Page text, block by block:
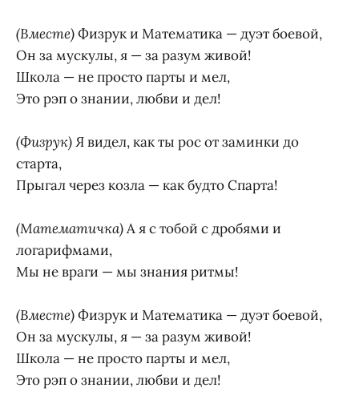
(Вместе)Физрук и Математика — дуэт боевой,
Он за мускулы, я — за разум живой!
Школа — не просто парты и мел,
Это рэп о знании, любви и дел!
(Физрук)Я видел, как ты рос от заминки до
старта,
Прыгал через козла — как будто Спарта!
(Математичка)А я с тобой с дробями и
логарифмами,
Мы не враги — мы знания ритмы!
(Вместе)Физрук и Математика — дуэт боевой,
Он за мускулы, я — за разум живой!
Школа — не просто парты и мел,
Это рэп о знании, любви и дел!